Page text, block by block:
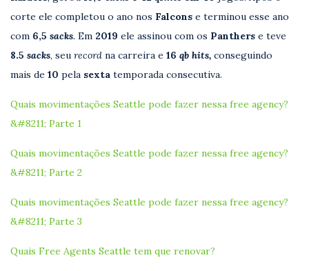
corte ele completou o ano nos Falcons e terminou esse ano
com 6,5 sacks. Em 2019 ele assinou com os Panthers e teve
8.5 sacks, seu record na carreira e 16 qb hits, conseguindo
mais de 10 pela sexta temporada consecutiva.
Quais movimentações Seattle pode fazer nessa free agency?
&#8211; Parte 1
Quais movimentações Seattle pode fazer nessa free agency?
&#8211; Parte 2
Quais movimentações Seattle pode fazer nessa free agency?
&#8211; Parte 3
Quais Free Agents Seattle tem que renovar?